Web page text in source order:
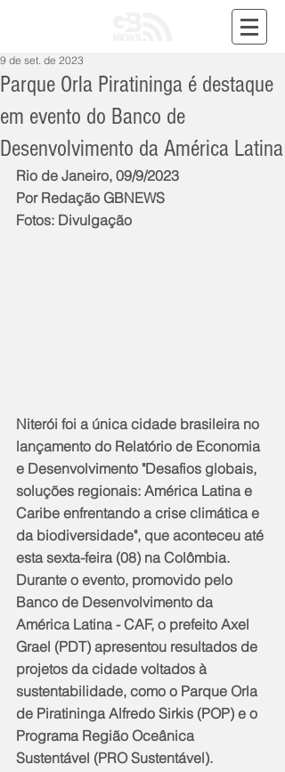
Parque Orla Piratininga é destaque
em evento do Banco de
Desenvolvimento da América Latina
9 de set. de 2023
Rio de Janeiro, 09/9/2023
Por Redação GBNEWS
Fotos: Divulgação
Niterói foi a única cidade brasileira no
lançamento do Relatório de Economia
e Desenvolvimento "Desafios globais,
soluções regionais: América Latina e
Caribe enfrentando a crise climática e
da biodiversidade", que aconteceu até
esta sexta-feira (08) na Colômbia.
Durante o evento, promovido pelo
Banco de Desenvolvimento da
América Latina - CAF, o prefeito Axel
Grael (PDT) apresentou resultados de
projetos da cidade voltados à
sustentabilidade, como o Parque Orla
de Piratininga Alfredo Sirkis (POP) e o
Programa Região Oceânica
Sustentável (PRO Sustentável).